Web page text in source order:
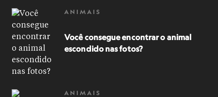
ANIMAIS
Você consegue encontrar o animal
escondido nas fotos?
ANIMAIS